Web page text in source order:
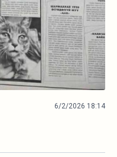
6/2/2026 18:14